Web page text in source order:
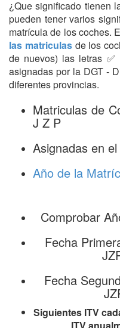
¿Que significado tienen
pueden tener varios
matrícula de los coches.
las matriculas de los
de nuevos) las letras
asignadas por la DGT -
diferentes provincias.
Matriculas de
J Z P
Asignadas en
Año de la
Comprobar
Fecha
Fecha
Siguientes ITV